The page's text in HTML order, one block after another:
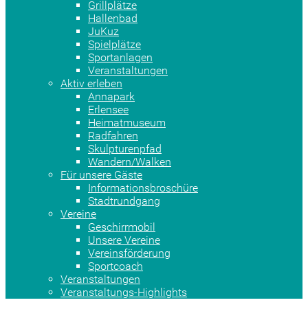
Grillplätze
Hallenbad
JuKuz
Spielplätze
Sportanlagen
Veranstaltungen
Aktiv erleben
Annapark
Erlensee
Heimatmuseum
Radfahren
Skulpturenpfad
Wandern/Walken
Für unsere Gäste
Informationsbroschüre
Stadtrundgang
Vereine
Geschirrmobil
Unsere Vereine
Vereinsförderung
Sportcoach
Veranstaltungen
Veranstaltungs-Highlights